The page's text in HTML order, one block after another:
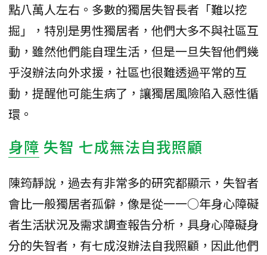
點八萬人左右。多數的獨居失智長者「難以挖
掘」，特別是男性獨居者，他們大多不與社區互
動，雖然他們能自理生活，但是一旦失智他們幾
乎沒辦法向外求援，社區也很難透過平常的互
動，提醒他可能生病了，讓獨居風險陷入惡性循
環。
身障 失智 七成無法自我照顧
陳筠靜說，過去有非常多的研究都顯示，失智者
會比一般獨居者孤僻，像是從一一○年身心障礙
者生活狀況及需求調查報告分析，具身心障礙身
分的失智者，有七成沒辦法自我照顧，因此他們